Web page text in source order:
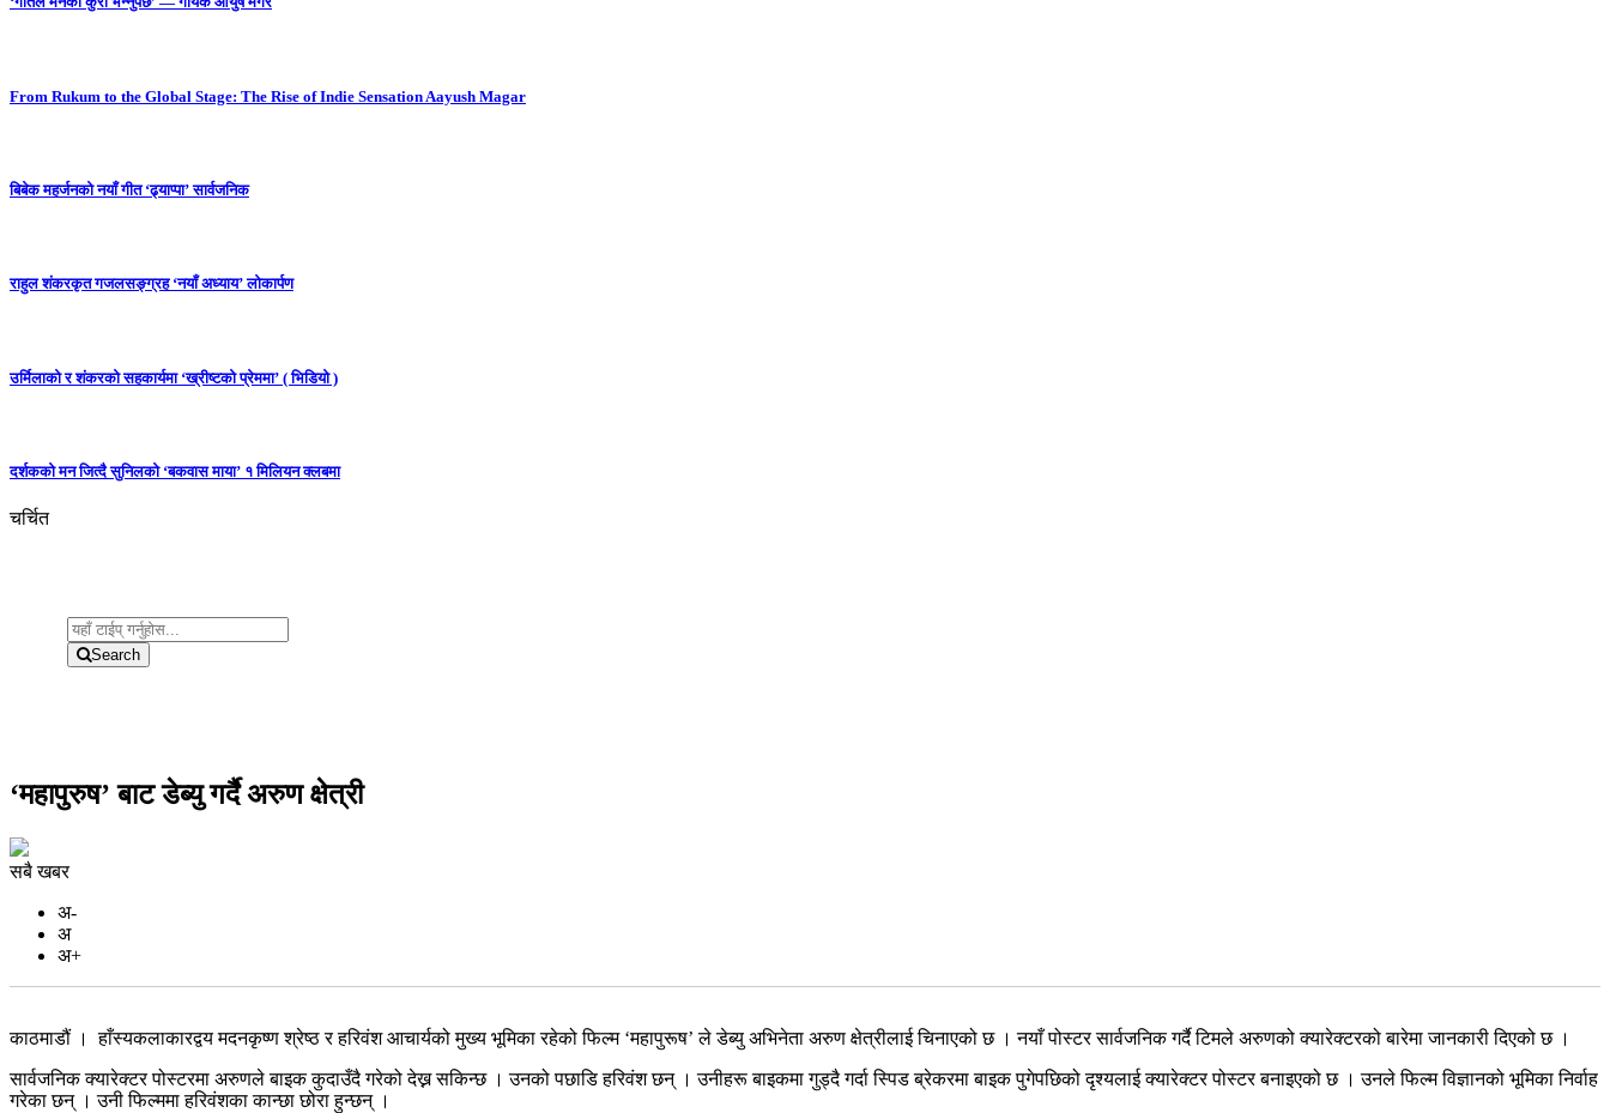
From Rukum to the Global Stage: The Rise of Indie Sensation Aayush Magar
बिबेक महर्जनको नयाँ गीत ‘ढ्याप्पा’ सार्वजनिक
राहुल शंकरकृत गजलसङ्ग्रह ‘नयाँ अध्याय’ लोकार्पण
उर्मिलाको र शंकरको सहकार्यमा ‘ख्रीष्टको प्रेममा’ ( भिडियो )
दर्शकको मन जित्दै सुनिलको ‘बकवास माया’ १ मिलियन क्लबमा
चर्चित
Search
‘महापुरुष’ बाट डेब्यु गर्दै अरुण क्षेत्री
सबै खबर
अ-
अ
अ+
काठमाडौं । हाँस्यकलाकारद्वय मदनकृष्ण श्रेष्ठ र हरिवंश आचार्यको मुख्य भूमिका रहेको फिल्म ‘महापुरूष’ ले डेब्यु अभिनेता अरुण क्षेत्रीलाई चिनाएको छ । नयाँ पोस्टर सार्वजनिक गर्दै टिमले अरुणको क्यारेक्टरको बारेमा जानकारी दिएको छ ।
सार्वजनिक क्यारेक्टर पोस्टरमा अरुणले बाइक कुदाउँदै गरेको देख्न सकिन्छ । उनको पछाडि हरिवंश छन् । उनीहरू बाइकमा गुड्दै गर्दा स्पिड ब्रेकरमा बाइक पुगेपछिको दृश्यलाई क्यारेक्टर पोस्टर बनाइएको छ । उनले फिल्म विज्ञानको भूमिका निर्वाह
गरेका छन् । उनी फिल्ममा हरिवंशका कान्छा छोरा हुन्छन् ।